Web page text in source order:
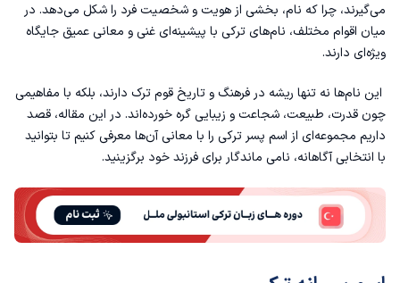
اسم پسر ترکی استانبولی
اسم پسر ترکی با م
اسم پسر با د ترکی
اسم پسر با ز ترکی
اسم پسر خاص و تک ترکی
می‌گیرند، چرا که نام، بخشی از هویت و شخصیت فرد را شکل می‌دهد. در
میان اقوام مختلف، نام‌های ترکی با پیشینه‌ای غنی و معانی عمیق جایگاه
ویژه‌ای دارند.
این نام‌ها نه تنها ریشه در فرهنگ و تاریخ قوم ترک دارند، بلکه با مفاهیمی
چون قدرت، طبیعت، شجاعت و زیبایی گره خورده‌اند. در این مقاله، قصد
داریم مجموعه‌ای از اسم‌ پسر ترکی را با معانی آن‌ها معرفی کنیم تا بتوانید
با انتخابی آگاهانه، نامی ماندگار برای فرزند خود برگزینید.